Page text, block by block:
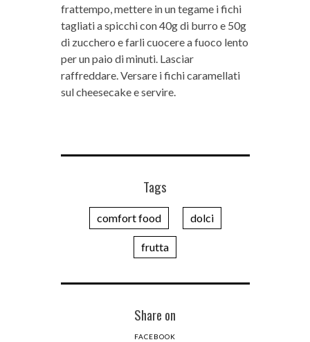
frattempo, mettere in un tegame i fichi
tagliati a spicchi con 40g di burro e 50g
di zucchero e farli cuocere a fuoco lento
per un paio di minuti. Lasciar
raffreddare. Versare i fichi caramellati
sul cheesecake e servire.
Tags
comfort food dolci
frutta
Share on
FACEBOOK